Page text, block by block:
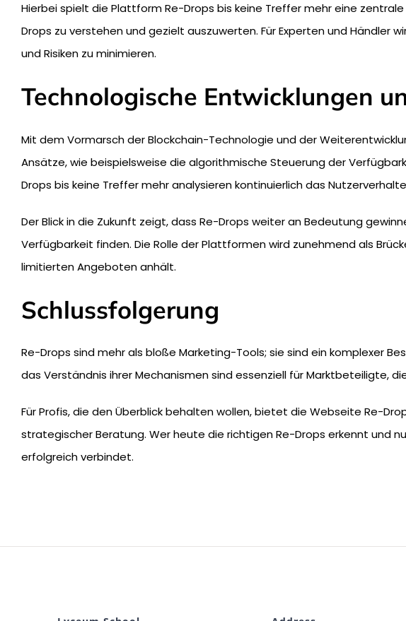
Hierbei spielt die Plattform Re-Drops bis keine Treffer mehr eine
Drops zu verstehen und gezielt auszuwerten. Für Experten und
und Risiken zu minimieren.
Technologische Entwicklungen
Mit dem Vormarsch der Blockchain-Technologie und der
Ansätze, wie beispielsweise die algorithmische Steuerung der
Drops bis keine Treffer mehr analysieren kontinuierlich das
Der Blick in die Zukunft zeigt, dass Re-Drops weiter an Bedeutung
Verfügbarkeit finden. Die Rolle der Plattformen wird zunehmend als
limitierten Angeboten anhält.
Schlussfolgerung
Re-Drops sind mehr als bloße Marketing-Tools; sie sind ein komplexer
das Verständnis ihrer Mechanismen sind essenziell für Marktbeteiligte,
Für Profis, die den Überblick behalten wollen, bietet die Webseite Re-
strategischer Beratung. Wer heute die richtigen Re-Drops erkennt und
erfolgreich verbindet.